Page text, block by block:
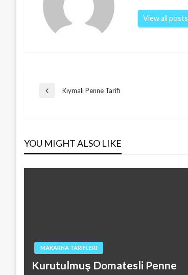
View all posts
Post
Previous
Kıymalı Penne Tarifi
YOU MIGHT ALSO LIKE
MAKARNA TARIFLERI
Kurutulmuş Domatesli Penne